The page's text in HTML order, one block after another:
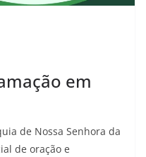
em
de Nossa Senhora da
de oração e